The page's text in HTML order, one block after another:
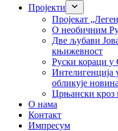
Пројекти
Пројекат
О необичним
Две љубави
књижевност
Руски кораци у
Интелигенција
обликује
Црњански кроз
О нама
Контакт
Импресум